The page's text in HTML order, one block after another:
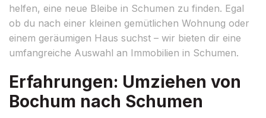
helfen, eine neue Bleibe in Schumen zu finden. Egal
ob du nach einer kleinen gemütlichen Wohnung oder
einem geräumigen Haus suchst – wir bieten dir eine
umfangreiche Auswahl an Immobilien in Schumen.
Erfahrungen: Umziehen von
Bochum nach Schumen